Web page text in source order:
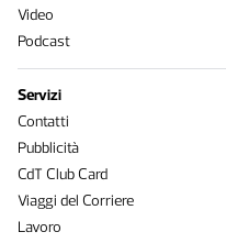
Video
Podcast
Servizi
Contatti
Pubblicità
CdT Club Card
Viaggi del Corriere
Lavoro